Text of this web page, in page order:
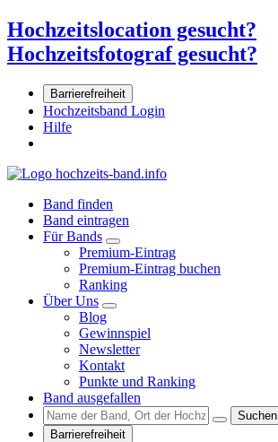
Hochzeitslocation gesucht?
Hochzeitsfotograf gesucht?
Barrierefreiheit
Hochzeitsband Login
Hilfe
Band finden
Band eintragen
Für Bands
Premium-Eintrag
Premium-Eintrag buchen
Ranking
Über Uns
Blog
Gewinnspiel
Newsletter
Kontakt
Punkte und Ranking
Band ausgefallen
Suchen
Barrierefreiheit